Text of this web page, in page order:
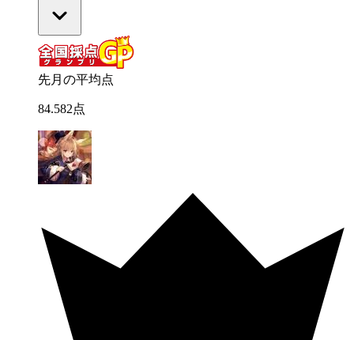
先月の平均点
84.582点